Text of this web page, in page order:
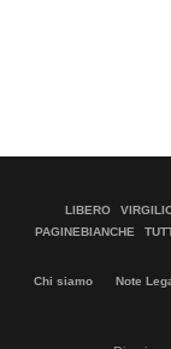
LIBERO
PAGINEBIANCHE
Chi siamo Note